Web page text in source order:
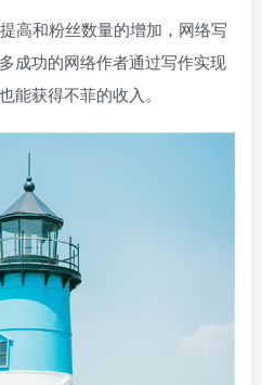
高和粉丝数量的增加，网络写
成功的网络作者通过写作实现
能获得不菲的收入。